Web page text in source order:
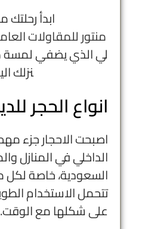
ابدأ رحلتك
منتور للمقاولات
لي الذي يضفي لمسة
نزلك
انواعالحجر
اصبحت الاحجار جزء
الداخلي في المنازل
السعودية، خاصة
تتحمل الاستخدام
على شكلها مع الوقت.